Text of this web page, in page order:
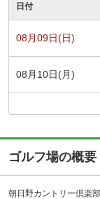
日付
08月09日(日)
08月10日(月)
ゴルフ場の概要